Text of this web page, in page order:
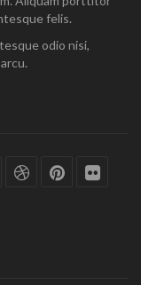
felis.
odio nisi,